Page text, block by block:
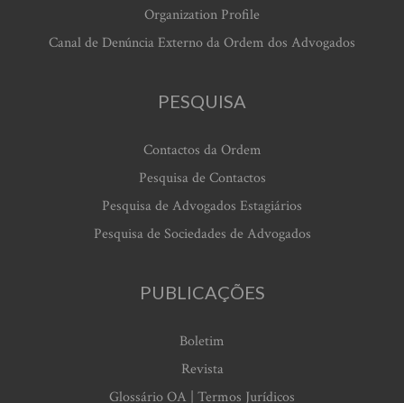
Organization Profile
Canal de Denúncia Externo da Ordem dos Advogados
PESQUISA
Contactos da Ordem
Pesquisa de Contactos
Pesquisa de Advogados Estagiários
Pesquisa de Sociedades de Advogados
PUBLICAÇÕES
Boletim
Revista
Glossário OA | Termos Jurídicos